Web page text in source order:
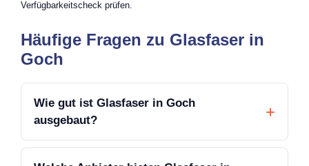
Verfügbarkeitscheck prüfen.
Häufige Fragen zu Glasfaser in
Goch
Wie gut ist Glasfaser in Goch
ausgebaut?